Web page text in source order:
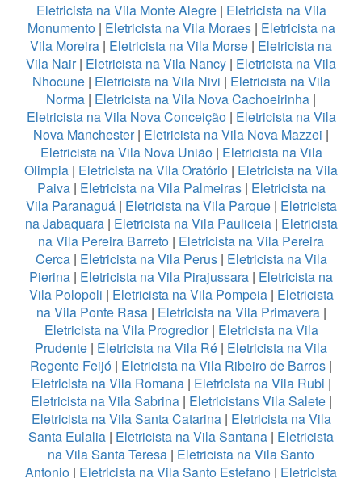
Eletricista na Vila Monte Alegre| Eletricista na Vila
Monumento| Eletricista na Vila Moraes| Eletricista na
Vila Moreira | Eletricista na Vila Morse | Eletricista na
Vila Nair| Eletricista na Vila Nancy | Eletricista na Vila
Nhocune| Eletricista na Vila Nivi | Eletricista na Vila
Norma | Eletricista na Vila Nova Cachoeirinha |
Eletricista na Vila Nova Conceição| Eletricista na Vila
Nova Manchester| Eletricista na Vila Nova Mazzei |
Eletricista na Vila Nova União| Eletricista na Vila
Olimpia | Eletricista na Vila Oratório | Eletricista na Vila
Paiva| Eletricista na Vila Palmeiras| Eletricista na
Vila Paranaguá| Eletricista na Vila Parque| Eletricista
na Jabaquara| Eletricista na Vila Pauliceia| Eletricista
na Vila Pereira Barreto | Eletricista na Vila Pereira
Cerca| Eletricista na Vila Perus| Eletricista na Vila
Pierina | Eletricista na Vila Pirajussara | Eletricista na
Vila Polopoli | Eletricista na Vila Pompeia| Eletricista
na Vila Ponte Rasa| Eletricista na Vila Primavera|
Eletricista na Vila Progredior| Eletricista na Vila
Prudente | Eletricista na Vila Ré | Eletricista na Vila
Regente Feijó | Eletricista na Vila Ribeiro de Barros |
Eletricista na Vila Romana| Eletricista na Vila Rubi |
Eletricista na Vila Sabrina| Eletricistans Vila Salete|
Eletricista na Vila Santa Catarina| Eletricista na Vila
Santa Eulalia | Eletricista na Vila Santana | Eletricista
na Vila Santa Teresa | Eletricista na Vila Santo
Antonio | Eletricista na Vila Santo Estefano | Eletricista